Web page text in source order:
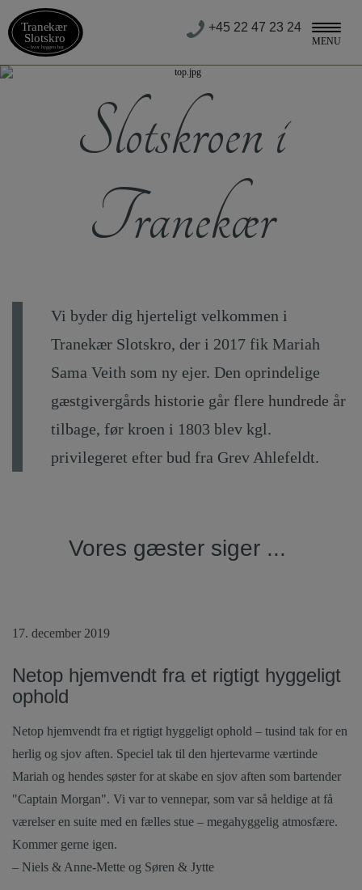
+45 22 47 23 24
Slotskroen i
Tranekær
Vi byder dig hjerteligt velkommen i
Tranekær Slotskro, der i 2017 fik Mariah
Sama Veith som ny ejer. Den oprindelige
gæstgivergårds historie går flere hundrede år
tilbage, før kroen i 1803 blev kgl.
privilegeret efter bud fra Grev Ahlefeldt.
Vores gæster siger ...
17. december 2019
Netop hjemvendt fra et rigtigt hyggeligt
ophold
Netop hjemvendt fra et rigtigt hyggeligt ophold – tusind tak for en
herlig og sjov aften. Speciel tak til den hjertevarme værtinde
Mariah og hendes søster for at skabe en sjov aften som bartender
"Captain Morgan". Vi var to vennepar, som var så heldige at få
værelser en suite med en fælles stue – megahyggelig atmosfære.
Kommer gerne igen.
– Niels & Anne-Mette og Søren & Jytte
MENU